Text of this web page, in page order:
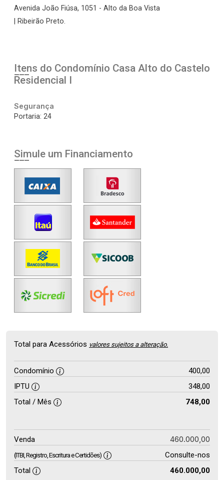
Avenida João Fiúsa, 1051 - Alto da Boa Vista
| Ribeirão Preto.
Itens do Condomínio Casa Alto do Castelo
Residencial I
Segurança
Portaria: 24
Simule um Financiamento
Total para Acessórios valores sujeitos a alteração.
Condomínio
400,00
IPTU
348,00
Total / Mês
748,00
Venda 460.000,00
(ITBI, Registro, Escritura e Certidões)
Consulte-nos
Total
460.000,00